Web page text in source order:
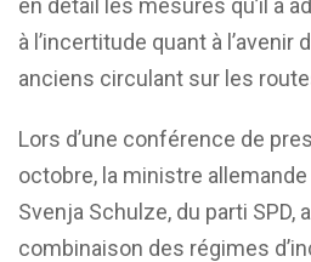
à l’incertitude quant à
anciens circulant sur les
Lors d’une conférence de
octobre, la ministre
Svenja Schulze, du parti SPD,
combinaison des régimes